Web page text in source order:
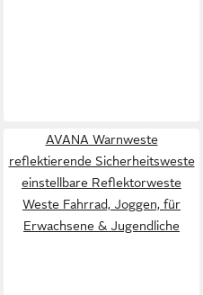
AVANA Warnweste
reflektierende Sicherheitsweste
einstellbare Reflektorweste
Weste Fahrrad, Joggen, für
Erwachsene & Jugendliche